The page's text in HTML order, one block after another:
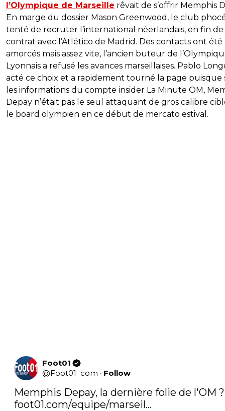
l’Olympique de Marseille rêvait de s’offrir Memphis
En marge du dossier Mason Greenwood, le club
tenté de recruter l’international néerlandais, en fin de
contrat avec l’Atlético de Madrid. Des contacts ont été
amorcés mais assez vite, l’ancien buteur de
Lyonnais a refusé les avances marseillaises. Pablo
acté ce choix et a rapidement tourné la page puisque
les informations du compte insider La Minute OM,
Depay n’était pas le seul attaquant de gros calibre
le board olympien en ce début de mercato estival.
Foot01
@Foot01_com · Follow
foot01.com/equipe/marseil…